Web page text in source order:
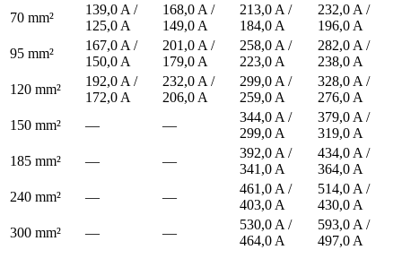
70 mm²
139,0 A /
125,0 A
168,0 A /
149,0 A
213,0 A /
184,0 A
232,0 A /
196,0 A
95 mm²
167,0 A /
150,0 A
201,0 A /
179,0 A
258,0 A /
223,0 A
282,0 A /
238,0 A
120 mm²
192,0 A /
172,0 A
232,0 A /
206,0 A
299,0 A /
259,0 A
328,0 A /
276,0 A
150 mm²
— —
344,0 A /
299,0 A
379,0 A /
319,0 A
185 mm²
— —
392,0 A /
341,0 A
434,0 A /
364,0 A
240 mm²
— —
461,0 A /
403,0 A
514,0 A /
430,0 A
300 mm²
— —
530,0 A /
464,0 A
593,0 A /
497,0 A